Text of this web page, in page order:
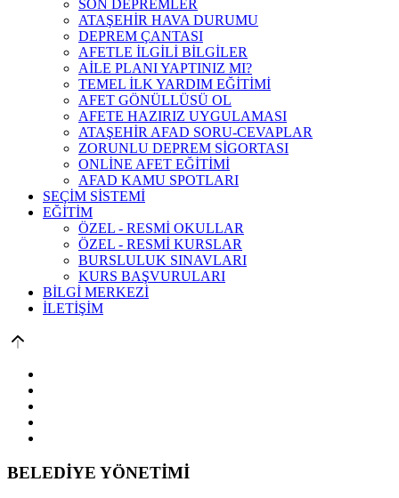
SON DEPREMLER
ATAŞEHİR HAVA DURUMU
DEPREM ÇANTASI
AFETLE İLGİLİ BİLGİLER
AİLE PLANI YAPTINIZ MI?
TEMEL İLK YARDIM EĞİTİMİ
AFET GÖNÜLLÜSÜ OL
AFETE HAZIRIZ UYGULAMASI
ATAŞEHİR AFAD SORU-CEVAPLAR
ZORUNLU DEPREM SİGORTASI
ONLİNE AFET EĞİTİMİ
AFAD KAMU SPOTLARI
SEÇİM SİSTEMİ
EĞİTİM
ÖZEL - RESMİ OKULLAR
ÖZEL - RESMİ KURSLAR
BURSLULUK SINAVLARI
KURS BAŞVURULARI
BİLGİ MERKEZİ
İLETİŞİM
BELEDİYE YÖNETİMİ